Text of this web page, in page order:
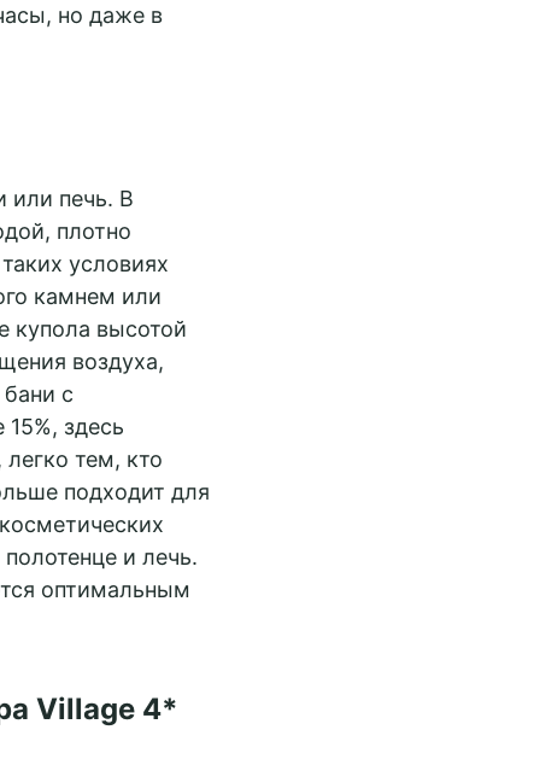
но даже в
или печь. В
плотно
условиях
камнем или
купола высотой
воздуха,
с
здесь
тем, кто
подходит для
и лечь.
оптимальным
Village 4*